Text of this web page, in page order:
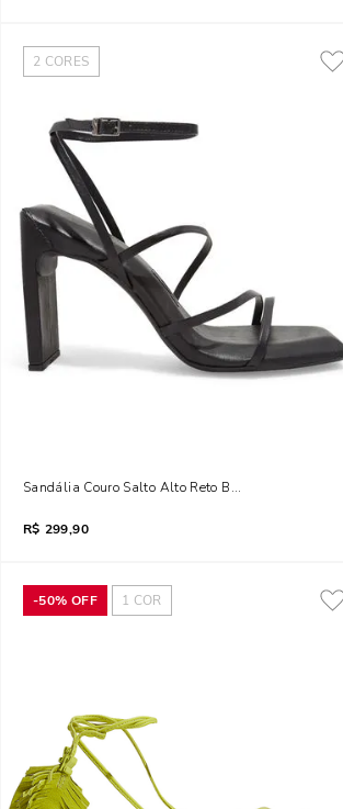
2 CORES
Sandália Couro Salto Alto Reto Bico Quadrado Preta
R$ 299,90
-50% OFF 1 COR